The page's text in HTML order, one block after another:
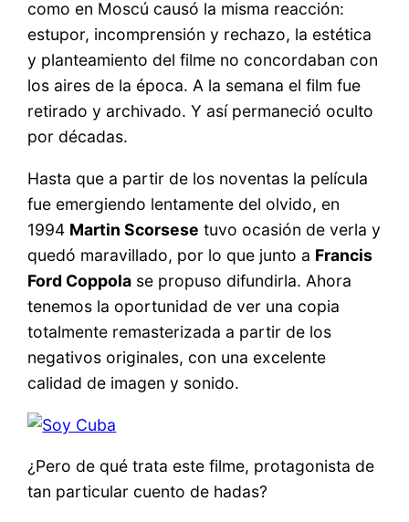
como en Moscú causó la misma reacción:
estupor, incomprensión y rechazo, la estética
y planteamiento del filme no concordaban con
los aires de la época. A la semana el film fue
retirado y archivado. Y así permaneció oculto
por décadas.
Hasta que a partir de los noventas la película
fue emergiendo lentamente del olvido, en
1994 Martin Scorsese tuvo ocasión de verla y
quedó maravillado, por lo que junto a Francis
Ford Coppola se propuso difundirla. Ahora
tenemos la oportunidad de ver una copia
totalmente remasterizada a partir de los
negativos originales, con una excelente
calidad de imagen y sonido.
¿Pero de qué trata este filme, protagonista de
tan particular cuento de hadas?